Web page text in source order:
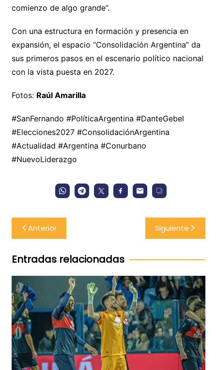
comienzo de algo grande”.
Con una estructura en formación y presencia en
expansión, el espacio “Consolidación Argentina” da
sus primeros pasos en el escenario político nacional
con la vista puesta en 2027.
Fotos: Raúl Amarilla
#SanFernando #PolíticaArgentina #DanteGebel
#Elecciones2027 #ConsolidaciónArgentina
#Actualidad #Argentina #Conurbano
#NuevoLiderazgo
Navegación
de
entradas
Anterior Siguiente
Entradas relacionadas